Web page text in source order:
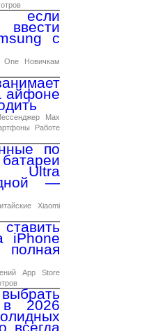
если
с
One
Новичкам
айфоне
Max
Работе
по
Ultra
—
Xiaomi
iPhone
полная
App
Store
2026
всегда